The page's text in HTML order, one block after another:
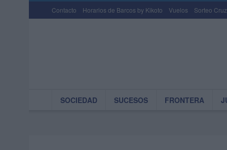
Contacto Horarios de Barcos by Kikoto Vuelos Sorteo
SOCIEDAD SUCESOS FRONTERA